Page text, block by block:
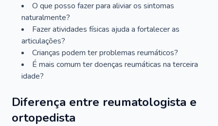
O que posso fazer para aliviar os sintomas
naturalmente?
Fazer atividades físicas ajuda a fortalecer as
articulações?
Crianças podem ter problemas reumáticos?
É mais comum ter doenças reumáticas na terceira
idade?
Diferença entre reumatologista e
ortopedista